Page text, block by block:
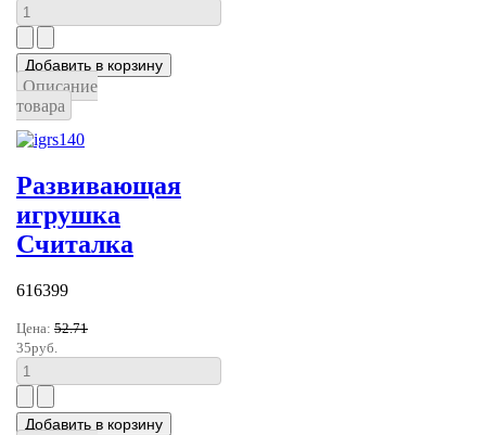
Описание
товара
Развивающая
игрушка
Считалка
616399
Цена: 52.71
35руб.